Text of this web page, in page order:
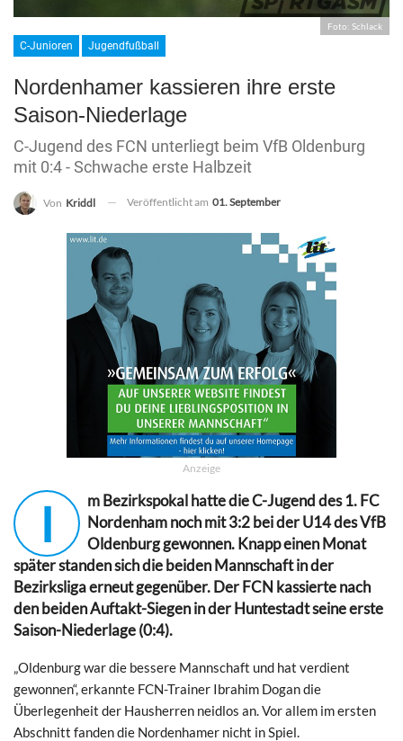
Foto: Schlack
C-Junioren Jugendfußball
Nordenhamer kassieren ihre erste
Saison-Niederlage
C-Jugend des FCN unterliegt beim VfB Oldenburg
mit 0:4 - Schwache erste Halbzeit
Von Kriddl Veröffentlicht am 01. September
Anzeige
I
m Bezirkspokal hatte die C-Jugend des 1. FC
Nordenham noch mit 3:2 bei der U14 des VfB
Oldenburg gewonnen. Knapp einen Monat
später standen sich die beiden Mannschaft in der
Bezirksliga erneut gegenüber. Der FCN kassierte nach
den beiden Auftakt-Siegen in der Huntestadt seine erste
Saison-Niederlage (0:4).
„Oldenburg war die bessere Mannschaft und hat verdient
gewonnen“, erkannte FCN-Trainer Ibrahim Dogan die
Überlegenheit der Hausherren neidlos an. Vor allem im ersten
Abschnitt fanden die Nordenhamer nicht in Spiel.